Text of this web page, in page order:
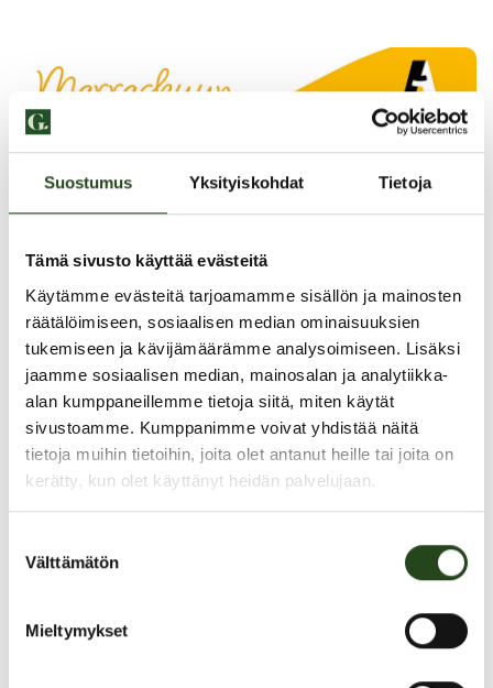
Suostumus Yksityiskohdat Tietoja
Tämä sivusto käyttää evästeitä
Käytämme evästeitä tarjoamamme sisällön ja mainosten
räätälöimiseen, sosiaalisen median ominaisuuksien
tukemiseen ja kävijämäärämme analysoimiseen. Lisäksi
jaamme sosiaalisen median, mainosalan ja analytiikka-
alan kumppaneillemme tietoja siitä, miten käytät
sivustoamme. Kumppanimme voivat yhdistää näitä
tietoja muihin tietoihin, joita olet antanut heille tai joita on
kerätty, kun olet käyttänyt heidän palvelujaan.
valinta
Välttämätön
Mieltymykset
PAHOITTELUT, TARJOUS EI OLE ENÄÄ VOIMASSA
Marraskuun avaintarjoukset!